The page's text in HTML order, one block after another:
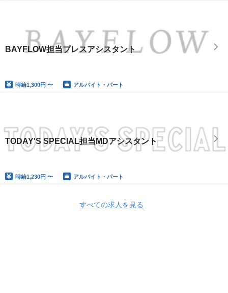
BAYFLOW担当プレスアシスタント
時給1,300円 〜 アルバイト・パート
TODAY'S SPECIAL担当MDアシスタント
時給1,230円 〜 アルバイト・パート
すべての求人を見る